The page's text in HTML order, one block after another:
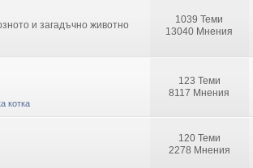
и загадъчно животно
1039 Теми
13040 Мнения
котка
123 Теми
8117 Мнения
120 Теми
2278 Мнения